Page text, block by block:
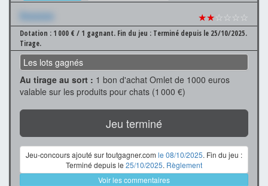
Xxxxxxx ★★☆☆☆☆
Dotation : 1 000 € / 1 gagnant. Fin du jeu : Terminé depuis le 25/10/2025.
Tirage.
Les lots gagnés
Au tirage au sort : 1 bon d'achat Omlet de 1000 euros
valable sur les produits pour chats (1 000 €)
Jeu terminé
Jeu-concours ajouté sur toutgagner.com le 08/10/2025. Fin du jeu :
Terminé depuis le 25/10/2025. Règlement
Voir les commentaires